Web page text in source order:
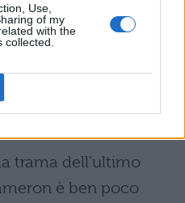
Use,
of my
with the
della
film di Denis
Amy
qualche
trama dell'ultimo
è ben poco